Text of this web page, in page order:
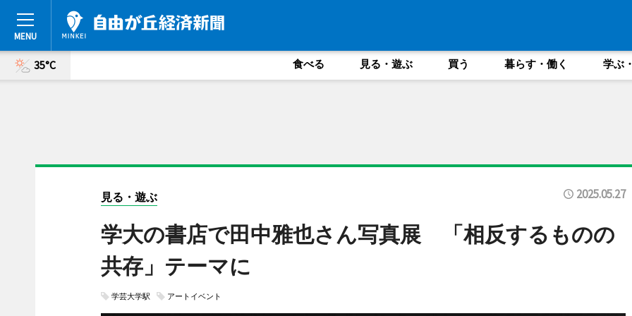
35°C 食べる 見る・遊ぶ 買う 暮らす・働く 学ぶ
見る・遊ぶ 2025.05.27
学大の書店で田中雅也さん写真展 「相反するものの
共存」テーマに
学芸大学駅 アートイベント